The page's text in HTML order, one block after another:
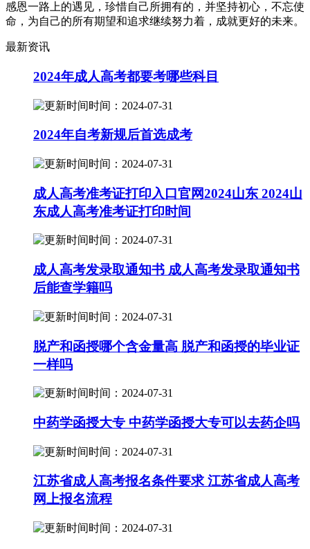
感恩一路上的遇见，珍惜自己所拥有的，并坚持初心，不忘使
命，为自己的所有期望和追求继续努力着，成就更好的未来。
最新资讯
2024年成人高考都要考哪些科目
时间：2024-07-31
2024年自考新规后首选成考
时间：2024-07-31
成人高考准考证打印入口官网2024山东 2024山
东成人高考准考证打印时间
时间：2024-07-31
成人高考发录取通知书 成人高考发录取通知书
后能查学籍吗
时间：2024-07-31
脱产和函授哪个含金量高 脱产和函授的毕业证
一样吗
时间：2024-07-31
中药学函授大专 中药学函授大专可以去药企吗
时间：2024-07-31
江苏省成人高考报名条件要求 江苏省成人高考
网上报名流程
时间：2024-07-31